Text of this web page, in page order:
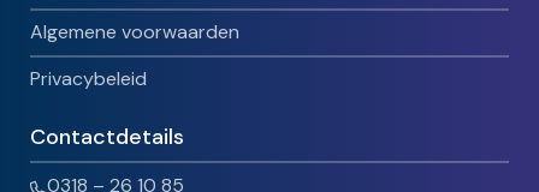
Algemene voorwaarden
Privacybeleid
Contactdetails
0318 – 26 10 85